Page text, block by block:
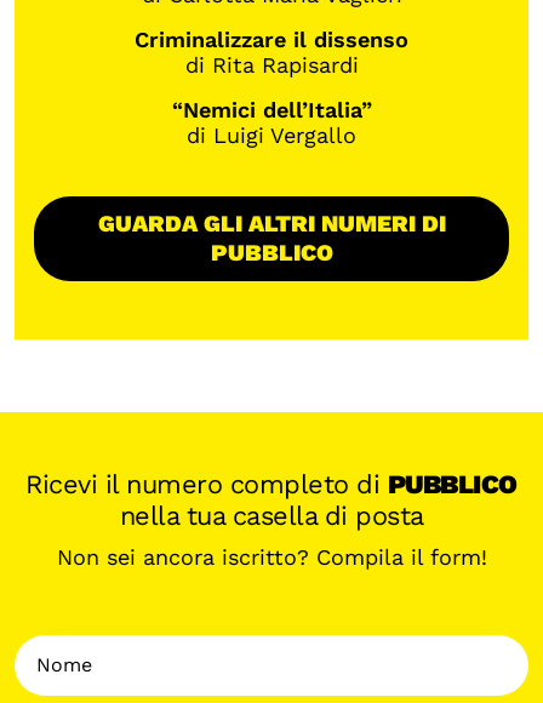
Criminalizzare il dissenso
di Rita Rapisardi
“Nemici dell’Italia”
di Luigi Vergallo
GUARDA GLI ALTRI NUMERI DI
PUBBLICO
Ricevi il numero completo di PUBBLICO
nella tua casella di posta
Non sei ancora iscritto? Compila il form!